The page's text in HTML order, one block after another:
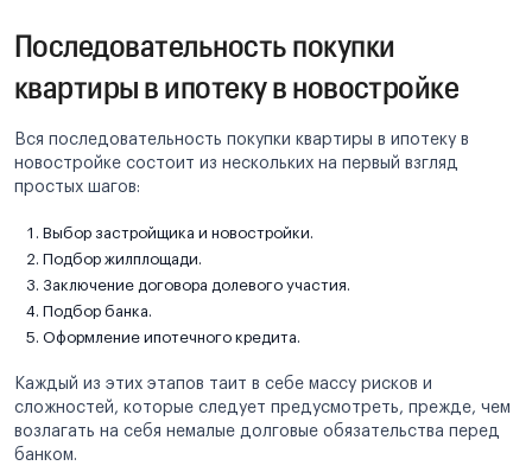
Последовательность покупки
квартиры в ипотеку в новостройке
Вся последовательность покупки квартиры в ипотеку в
новостройке состоит из нескольких на первый взгляд
простых шагов:
Выбор застройщика и новостройки.
Подбор жилплощади.
Заключение договора долевого участия.
Подбор банка.
Оформление ипотечного кредита.
Каждый из этих этапов таит в себе массу рисков и
сложностей, которые следует предусмотреть, прежде, чем
возлагать на себя немалые долговые обязательства перед
банком.